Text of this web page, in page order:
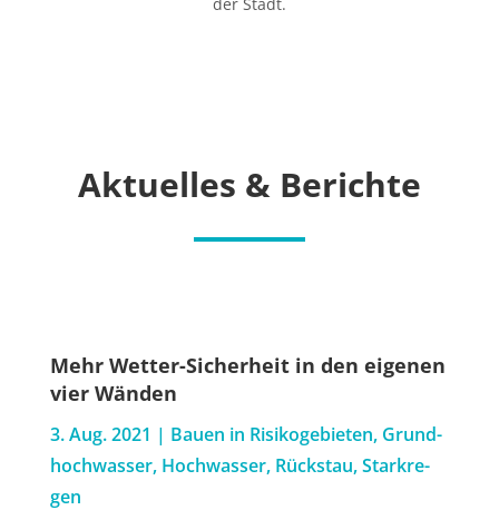
Aktu­el­les & Berichte
Mehr Wet­­ter-Sicher­heit in den eige­nen
vier Wänden
3. Aug. 2021 | Bau­en in Risi­ko­ge­bie­ten, Grund­
hoch­was­ser, Hoch­was­ser, Rück­stau,Stark­re­
gen